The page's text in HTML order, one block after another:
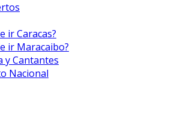
ir Caracas?
ir Maracaibo?
y Cantantes
Nacional